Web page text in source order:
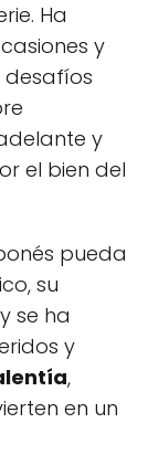
Ha
y
y
el bien del
pueda
su
se ha
y
,
en un